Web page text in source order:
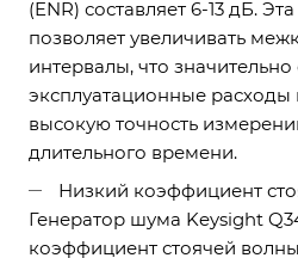
(ENR) составляет 6-13 дБ.
позволяет увеличивать
интервалы, что
эксплуатационные расходы
высокую точность
длительного времени.
Низкий коэффициент
Генератор шума Keysight
коэффициент стоячей